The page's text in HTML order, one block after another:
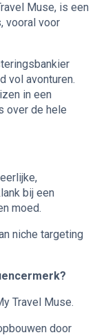
Muse, is een
vooral voor
vol avonturen.
in een
over de hele
bij een
moed.
niche targeting
Travel Muse.
door